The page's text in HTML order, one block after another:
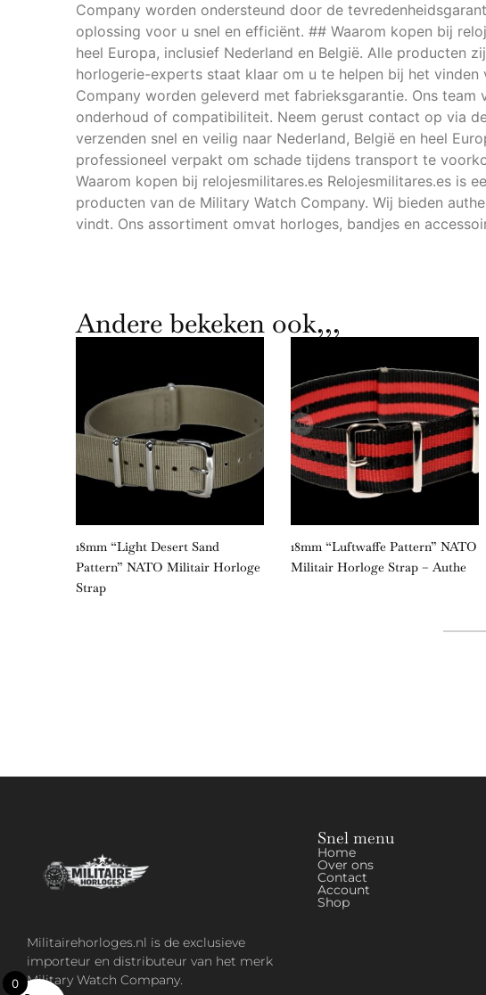
Company worden ondersteund door de
oplossing voor u snel en efficiënt. ## Waarom kopen bij
heel Europa, inclusief Nederland en België. Alle producten
horlogerie-experts staat klaar om u te helpen bij het
Company worden geleverd met fabrieksgarantie. Ons
onderhoud of compatibiliteit. Neem gerust contact op via
verzenden snel en veilig naar Nederland, België en heel
professioneel verpakt om schade tijdens transport te
Waarom kopen bij relojesmilitares.es Relojesmilitares.es is
producten van de Military Watch Company. Wij bieden
vindt. Ons assortiment omvat horloges, bandjes en
Andere bekeken ook,,,
18mm “Light Desert Sand
Pattern” NATO Militair Horloge
Strap
18mm “Luftwaffe Pattern” NATO
Militair Horloge Strap – Authe
Militairehorloges.nl is de exclusieve
importeur en distributeur van het merk
Military Watch Company.
Snel menu
Home
Over ons
Contact
Account
Shop
0